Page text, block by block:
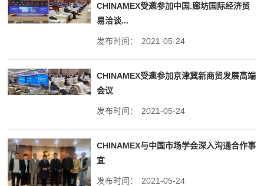
CHINAMEX受邀参加中国.廊坊国际经济贸
易洽谈...
发布时间： 2021-05-24
CHINAMEX受邀参加京津冀新商贸发展高端
会议
发布时间： 2021-05-24
CHINAMEX与中国市场学会深入沟通合作事
宜
发布时间： 2021-05-24